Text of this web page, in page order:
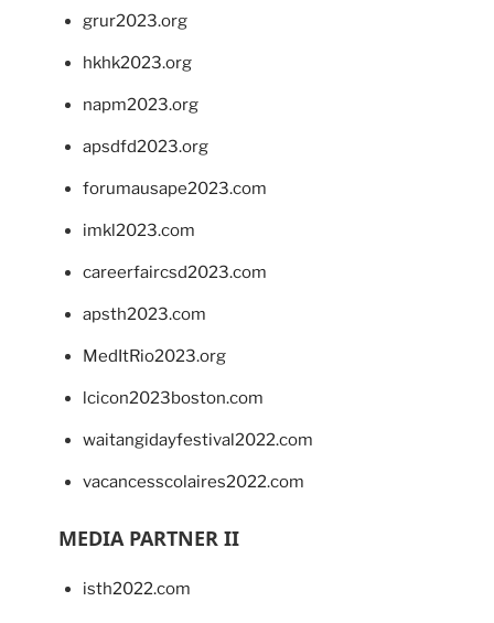
grur2023.org
hkhk2023.org
napm2023.org
apsdfd2023.org
forumausape2023.com
imkl2023.com
careerfaircsd2023.com
apsth2023.com
MedItRio2023.org
lcicon2023boston.com
waitangidayfestival2022.com
vacancesscolaires2022.com
MEDIA PARTNER II
isth2022.com